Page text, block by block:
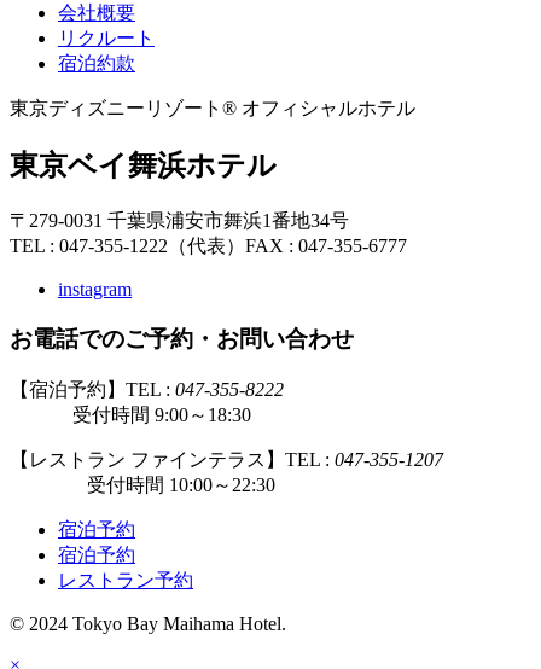
会社概要
リクルート
宿泊約款
東京ディズニーリゾート® オフィシャルホテル
東京ベイ舞浜ホテル
〒279-0031 千葉県浦安市舞浜1番地34号
TEL : 047-355-1222（代表） FAX : 047-355-6777
instagram
お電話でのご予約・お問い合わせ
【宿泊予約】TEL : 047-355-8222
受付時間 9:00～18:30
【レストラン ファインテラス】TEL : 047-355-1207
受付時間 10:00～22:30
宿泊予約
宿泊予約
レストラン予約
© 2024 Tokyo Bay Maihama Hotel.
×